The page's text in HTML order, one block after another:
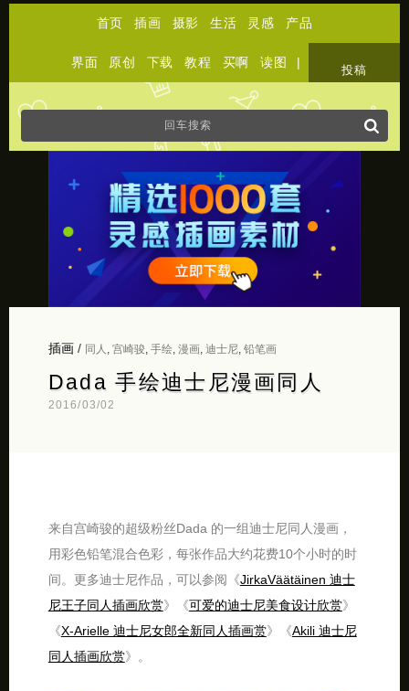
首页 插画 摄影 生活 灵感 产品
界面 原创 下载 教程 买啊 读图 |
投稿
插画/ 同人 宫崎骏, 手绘, 漫画, 迪士尼, 铅笔画
Dada 手绘迪士尼漫画同人
2016/03/02
来自宫崎骏的超级粉丝Dada 的一组迪士尼同人漫画，
用彩色铅笔混合色彩，每张作品大约花费10个小时的时
间。更多迪士尼作品，可以参阅《JirkaVäätäinen 迪士
尼王子同人插画欣赏》《可爱的迪士尼美食设计欣赏》
《X-Arielle 迪士尼女郎全新同人插画赏》《Akili 迪士尼
同人插画欣赏》。